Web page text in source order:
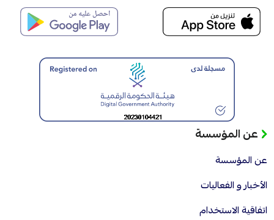
عن المؤسسة
عن المؤسسة
الأخبار و الفعاليات
اتفاقية الاستخدام